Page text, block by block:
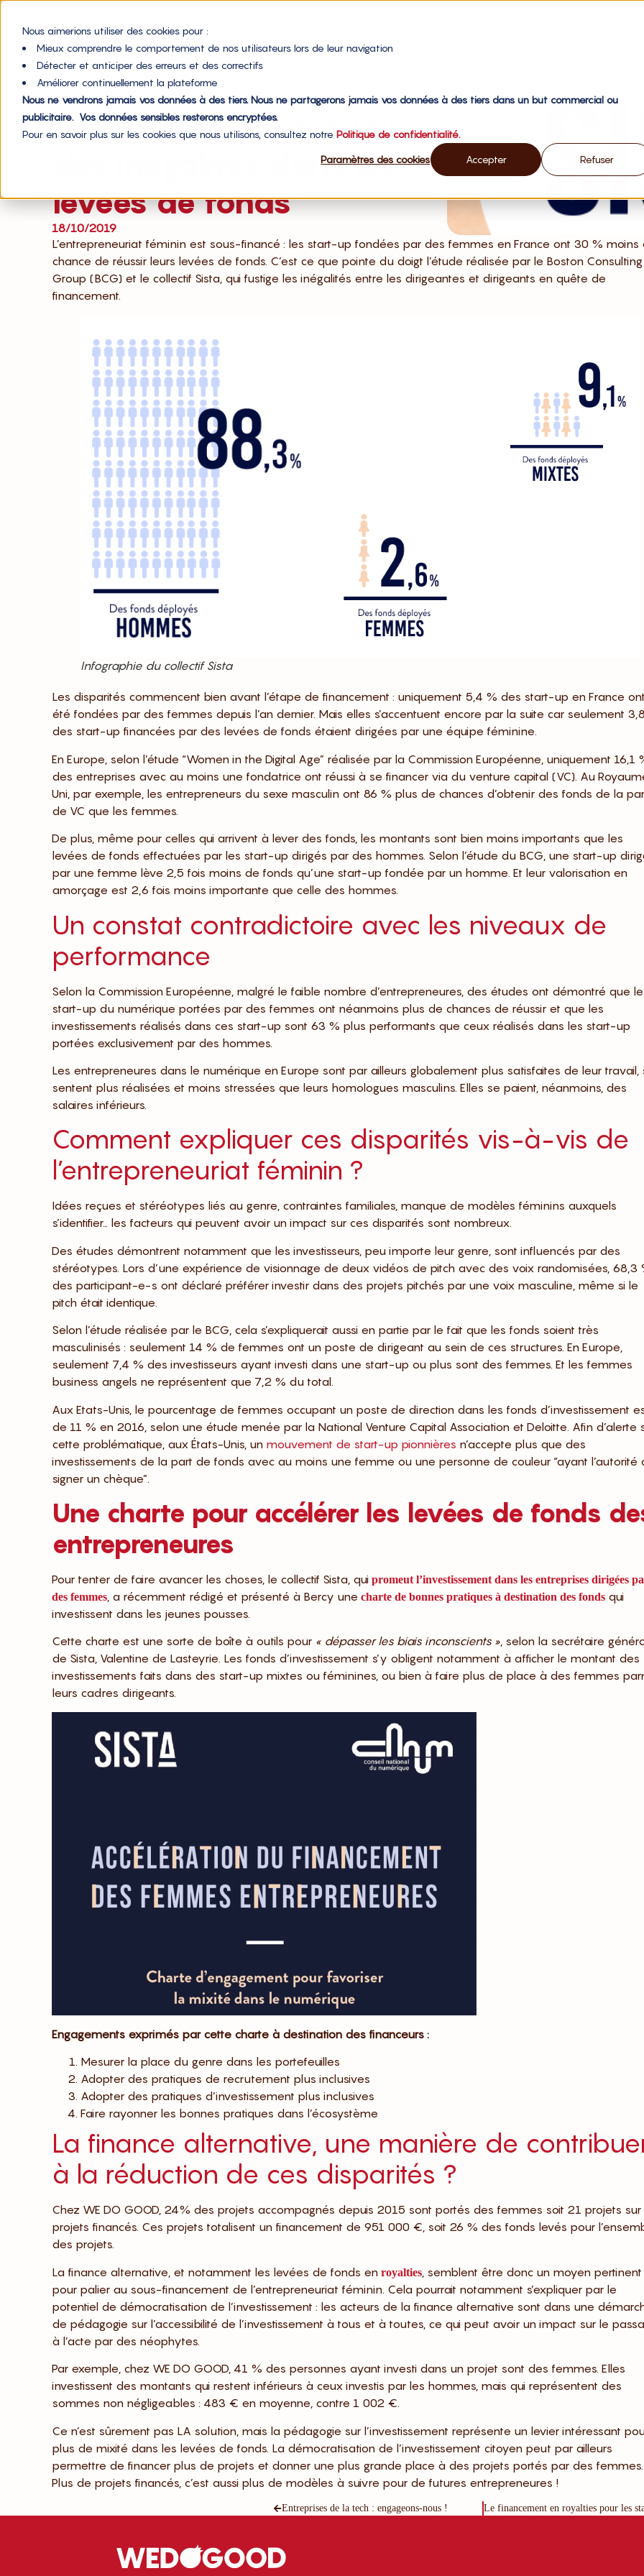
Nous aimerions utiliser des cookies pour :
Mieux comprendre le comportement de nos utilisateurs lors de leur navigation
Détecter et anticiper des erreurs et des correctifs
Améliorer continuellement la plateforme
Nous ne vendrons jamais vos données à des tiers. Nous ne partagerons jamais vos données à des tiers dans un but commercial ou
publicitaire. Vos données sensibles resterons encryptées.
Pour en savoir plus sur les cookies que nous utilisons, consultez notre Politique de confidentialité.
Paramètres des cookies Accepter Refuser
Accueil du blog
Financement,Impact
Entrepreneuriat féminin :
des inégalités dans les
levées de fonds
18/10/2019
L’entrepreneuriat féminin est sous-financé : les start-up fondées par des femmes en France ont 30 % moins
chance de réussir leurs levées de fonds. C’est ce que pointe du doigt l’étude réalisée par le Boston Consulting
Group (BCG) et le collectif Sista, qui fustige les inégalités entre les dirigeantes et dirigeants en quête de
financement.
Infographie du collectif Sista
Les disparités commencent bien avant l’étape de financement : uniquement 5,4 % des start-up en France ont
été fondées par des femmes depuis l’an dernier. Mais elles s’accentuent encore par la suite car seulement
des start-up financées par des levées de fonds étaient dirigées par une équipe féminine.
En Europe, selon l’étude “Women in the Digital Age” réalisée par la Commission Européenne, uniquement 16,1
des entreprises avec au moins une fondatrice ont réussi à se financer via du venture capital (VC). Au
Uni, par exemple, les entrepreneurs du sexe masculin ont 86 % plus de chances d’obtenir des fonds de la
de VC que les femmes.
De plus, même pour celles qui arrivent à lever des fonds, les montants sont bien moins importants que les
levées de fonds effectuées par les start-up dirigés par des hommes. Selon l’étude du BCG, une start-up
par une femme lève 2,5 fois moins de fonds qu’une start-up fondée par un homme. Et leur valorisation en
amorçage est 2,6 fois moins importante que celle des hommes.
Un constat contradictoire avec les niveaux de
performance
Selon la Commission Européenne, malgré le faible nombre d’entrepreneures, des études ont démontré que
start-up du numérique portées par des femmes ont néanmoins plus de chances de réussir et que les
investissements réalisés dans ces start-up sont 63 % plus performants que ceux réalisés dans les start-up
portées exclusivement par des hommes.
Les entrepreneures dans le numérique en Europe sont par ailleurs globalement plus satisfaites de leur travail,
sentent plus réalisées et moins stressées que leurs homologues masculins. Elles se paient, néanmoins, des
salaires inférieurs.
Comment expliquer ces disparités vis-à-vis de
l’entrepreneuriat féminin ?
Idées reçues et stéréotypes liés au genre, contraintes familiales, manque de modèles féminins auxquels
s’identifier… les facteurs qui peuvent avoir un impact sur ces disparités sont nombreux.
Des études démontrent notamment que les investisseurs, peu importe leur genre, sont influencés par des
stéréotypes. Lors d’une expérience de visionnage de deux vidéos de pitch avec des voix randomisées, 68,3
des participant-e-s ont déclaré préférer investir dans des projets pitchés par une voix masculine, même si le
pitch était identique.
Selon l’étude réalisée par le BCG, cela s’expliquerait aussi en partie par le fait que les fonds soient très
masculinisés : seulement 14 % de femmes ont un poste de dirigeant au sein de ces structures. En Europe,
seulement 7,4 % des investisseurs ayant investi dans une start-up ou plus sont des femmes. Et les femmes
business angels ne représentent que 7,2 % du total.
Aux Etats-Unis, le pourcentage de femmes occupant un poste de direction dans les fonds d’investissement
de 11 % en 2016, selon une étude menée par la National Venture Capital Association et Deloitte. Afin d’alerte
cette problématique, aux États-Unis, un mouvement de start-up pionnières n’accepte plus que des
investissements de la part de fonds avec au moins une femme ou une personne de couleur “ayant l’autorité
signer un chèque”.
Une charte pour accélérer les levées de fonds
entrepreneures
Pour tenter de faire avancer les choses, le collectif Sista, qui promeut l’investissement dans les entreprises dirigées
des femmes , a récemment rédigé et présenté à Bercy une charte de bonnes pratiques à destination des fonds qui
investissent dans les jeunes pousses.
Cette charte est une sorte de boîte à outils pour « dépasser les biais inconscients », selon la secrétaire
de Sista, Valentine de Lasteyrie. Les fonds d’investissement s’y obligent notamment à afficher le montant des
investissements faits dans des start-up mixtes ou féminines, ou bien à faire plus de place à des femmes
leurs cadres dirigeants.
Engagements exprimés par cette charte à destination des financeurs :
Mesurer la place du genre dans les portefeuilles
Adopter des pratiques de recrutement plus inclusives
Adopter des pratiques d’investissement plus inclusives
Faire rayonner les bonnes pratiques dans l’écosystème
La finance alternative, une manière de
à la réduction de ces disparités ?
Chez WE DO GOOD, 24% des projets accompagnés depuis 2015 sont portés des femmes soit 21 projets sur
projets financés. Ces projets totalisent un financement de 951 000 €, soit 26 % des fonds levés pour
des projets.
La finance alternative, et notamment les levées de fonds en royalties , semblent être donc un moyen pertinent
pour palier au sous-financement de l’entrepreneuriat féminin. Cela pourrait notamment s’expliquer par le
potentiel de démocratisation de l’investissement : les acteurs de la finance alternative sont dans une
de pédagogie sur l’accessibilité de l’investissement à tous et à toutes, ce qui peut avoir un impact sur le
à l’acte par des néophytes.
Par exemple, chez WE DO GOOD, 41 % des personnes ayant investi dans un projet sont des femmes. Elles
investissent des montants qui restent inférieurs à ceux investis par les hommes, mais qui représentent des
sommes non négligeables : 483 € en moyenne, contre 1 002 €.
Ce n’est sûrement pas LA solution, mais la pédagogie sur l’investissement représente un levier intéressant
plus de mixité dans les levées de fonds. La démocratisation de l’investissement citoyen peut par ailleurs
permettre de financer plus de projets et donner une plus grande place à des projets portés par des femmes.
Plus de projets financés, c’est aussi plus de modèles à suivre pour de futures entrepreneures !
Entreprises de la tech : engageons-nous !